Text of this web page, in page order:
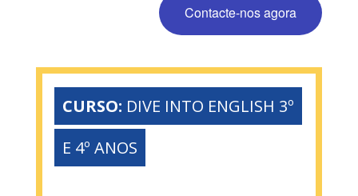
Contacte-nos agora
CURSO: DIVE INTO ENGLISH 3º
E 4º ANOS